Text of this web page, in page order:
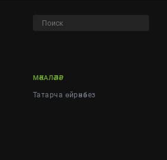
МӘКАЛӘЛӘР
Татарча өйрәнәбез